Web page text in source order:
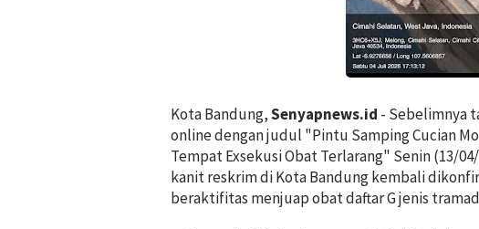
Kota Bandung,Senyapnews.id - Sebelimnya
online dengan judul "Pintu Samping Cucian
Tempat Exsekusi Obat Terlarang" Senin (13/
kanit reskrim di Kota Bandung kembali
beraktifitas menjuap obat daftar G jenis